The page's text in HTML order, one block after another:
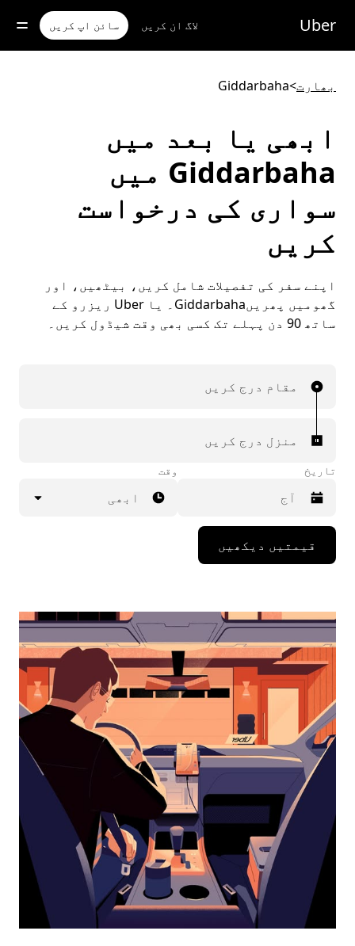
مواد
جائیں
Uber لاگ ان کریں سائن اپ کریں
بھارت>
Giddarbaha
ابھی یا بعد میں
Giddarbaha میں
سواری کی درخواست
کریں
اپنے سفر کی تفصیلات شامل کریں، بیٹھیں، اور
گھومیں پھریںGiddarbaha۔ یا Uber ریزرو کے
ساتھ 90 دن پہلے تک کسی بھی وقت شیڈول کریں۔
مقام درج کریں
منزل درج کریں
تاریخ
Press
down
interact
the
calendar
and
select
a
date.
Press
the
escape
button
the
calendar.
وقت
ابھی
قیمتیں دیکھیں